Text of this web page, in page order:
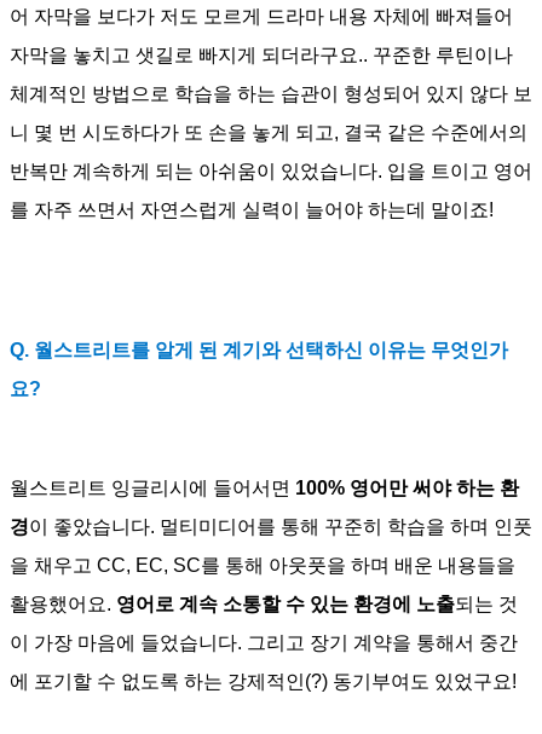
어 자막을 보다가 저도 모르게 드라마 내용 자체에 빠져들어
자막을 놓치고 샛길로 빠지게 되더라구요.. 꾸준한 루틴이나
체계적인 방법으로 학습을 하는 습관이 형성되어 있지 않다 보
니 몇 번 시도하다가 또 손을 놓게 되고, 결국 같은 수준에서의
반복만 계속하게 되는 아쉬움이 있었습니다. 입을 트이고 영어
를 자주 쓰면서 자연스럽게 실력이 늘어야 하는데 말이죠!
Q. 월스트리트를 알게 된 계기와 선택하신 이유는 무엇인가
요?
월스트리트 잉글리시에 들어서면 100% 영어만 써야 하는 환
경이 좋았습니다. 멀티미디어를 통해 꾸준히 학습을 하며 인풋
을 채우고 CC, EC, SC를 통해 아웃풋을 하며 배운 내용들을
활용했어요. 영어로 계속 소통할 수 있는 환경에 노출되는 것
이 가장 마음에 들었습니다. 그리고 장기 계약을 통해서 중간
에 포기할 수 없도록 하는 강제적인(?) 동기부여도 있었구요!